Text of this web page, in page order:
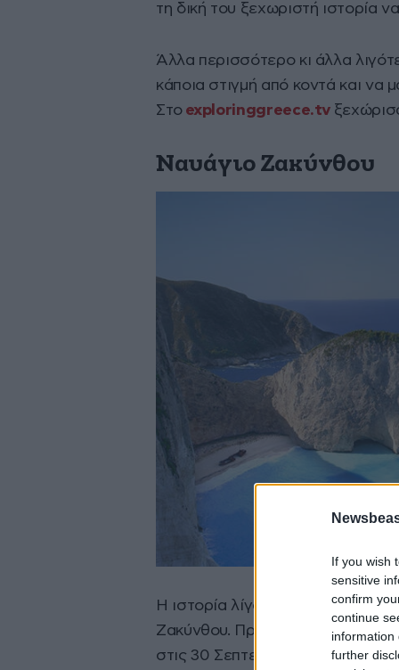
If you wish
sensitive
confirm
continue
information
further
τη δική του ξεχωριστή ιστορία
Άλλα περισσότερο κι άλλα
κάποια στιγμή από κοντά και να
Στοexploringgreece.tv
Ναυάγιο Ζακύνθου
Η ιστορία λίγο πολύ γνωστή
Ζακύνθου. Πρόκειται για το
στις 30 Σεπτεμβρίου του 1982.